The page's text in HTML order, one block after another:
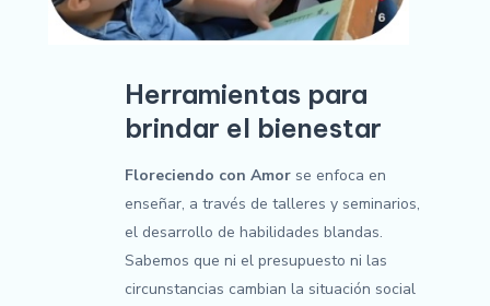
Herramientas para
brindar el bienestar
Floreciendo con Amor se enfoca en
enseñar, a través de talleres y seminarios,
el desarrollo de habilidades blandas.
Sabemos que ni el presupuesto ni las
circunstancias cambian la situación social